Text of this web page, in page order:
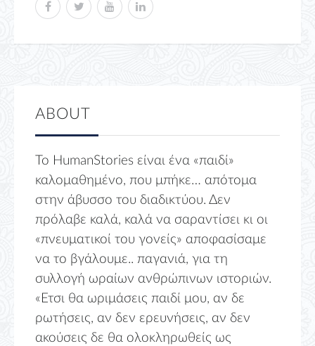
ABOUT
Το HumanStories είναι ένα «παιδί»
καλομαθημένο, που μπήκε… απότομα
στην άβυσσο του διαδικτύου. Δεν
πρόλαβε καλά, καλά να σαραντίσει κι οι
«πνευματικοί του γονείς» αποφασίσαμε
να το βγάλουμε.. παγανιά, για τη
συλλογή ωραίων ανθρώπινων ιστοριών.
«Ετσι θα ωριμάσεις παιδί μου, αν δε
ρωτήσεις, αν δεν ερευνήσεις, αν δεν
ακούσεις δε θα ολοκληρωθείς ως